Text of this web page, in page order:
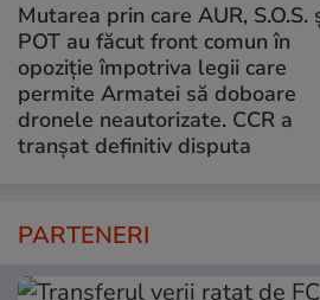
Mutarea prin care AUR, S.O.S.
POT au făcut front comun în
opoziție împotriva legii care
permite Armatei să doboare
dronele neautorizate. CCR a
tranșat definitiv disputa
PARTENERI